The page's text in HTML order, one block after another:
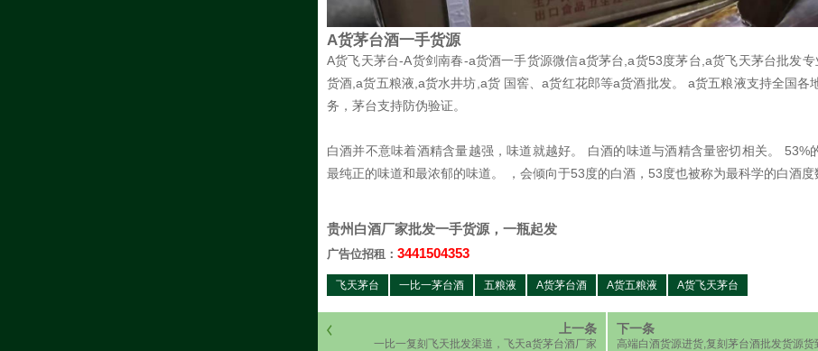
A货茅台酒一手货源
A货飞天茅台-A货剑南春-a货酒一手货源微信a货茅台,a货53度茅台,a货飞天茅台批发
货酒,a货五粮液,a货水井坊,a货 国窖、a货红花郎等a货酒批发。 a货五粮液支持全国各
务，茅台支持防伪验证。
白酒并不意味着酒精含量越强，味道就越好。 白酒的味道与酒精含量密切相关。 53%
最纯正的味道和最浓郁的味道。 ，会倾向于53度的白酒，53度也被称为最科学的白酒度
贵州白酒厂家批发一手货源，一瓶起发
广告位招租： 3441504353
飞天茅台 一比一茅台酒 五粮液 A货茅台酒 A货五粮液 A货飞天茅台
上一条
一比一复刻飞天批发渠道，飞天a货茅台酒厂家
下一条
高端白酒货源进货,复刻茅台酒批发货源货